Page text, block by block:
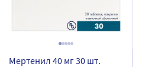
Мертенил 40 мг 30 шт.